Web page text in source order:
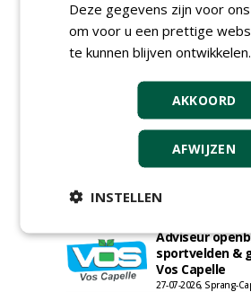
Adviseur
sportvelden &
Vos Capelle
27-07-2026, Sprang-
Deze gegevens zijn voor
om voor u een prettige
te kunnen blijven ontwikkelen.
AKKOORD
AFWIJZEN
INSTELLEN